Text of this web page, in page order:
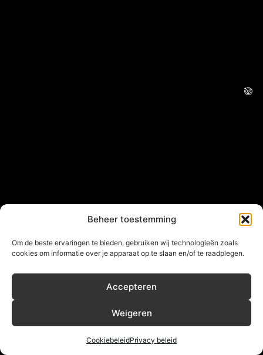
Beheer toestemming
Om de beste ervaringen te bieden, gebruiken wij technologieën zoals
cookies om informatie over je apparaat op te slaan en/of te raadplegen.
Accepteren
Weigeren
CookiebeleidPrivacy beleid